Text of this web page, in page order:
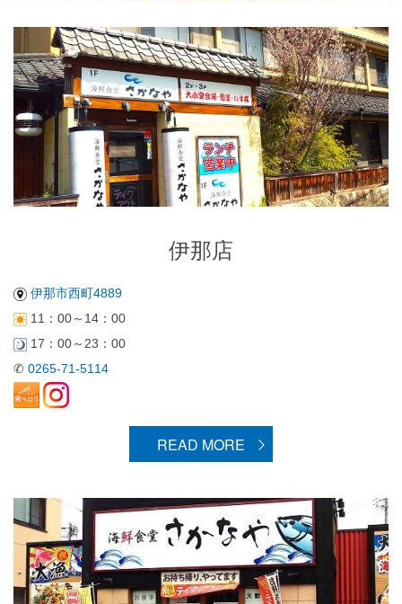
伊那店
伊那店
伊那市西町4889
11：00～14：00
17：00～23：00
✆ 0265-71-5114
READ MORE
駒ヶ根店